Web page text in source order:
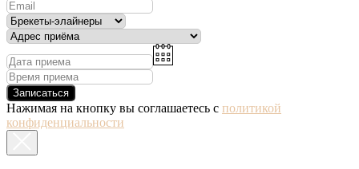
Записаться
Нажимая на кнопку вы соглашаетесь с политикой
конфиденциальности